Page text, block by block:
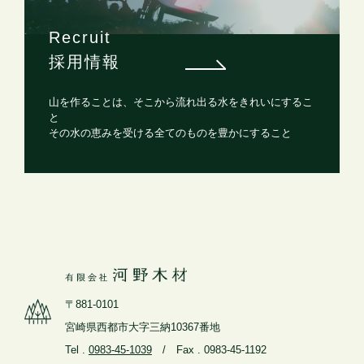
Recruit
採用情報
山を作ることは、そこから流れ出る水をきれいにするこ
と
その水の恵みを受ける全てのものを豊かにすること
〒881-0101
宮崎県西都市大字三納10367番地
Tel . 0983-45-1039/ Fax . 0983-45-1192